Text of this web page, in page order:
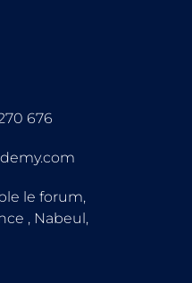
676
le forum,
, Nabeul,